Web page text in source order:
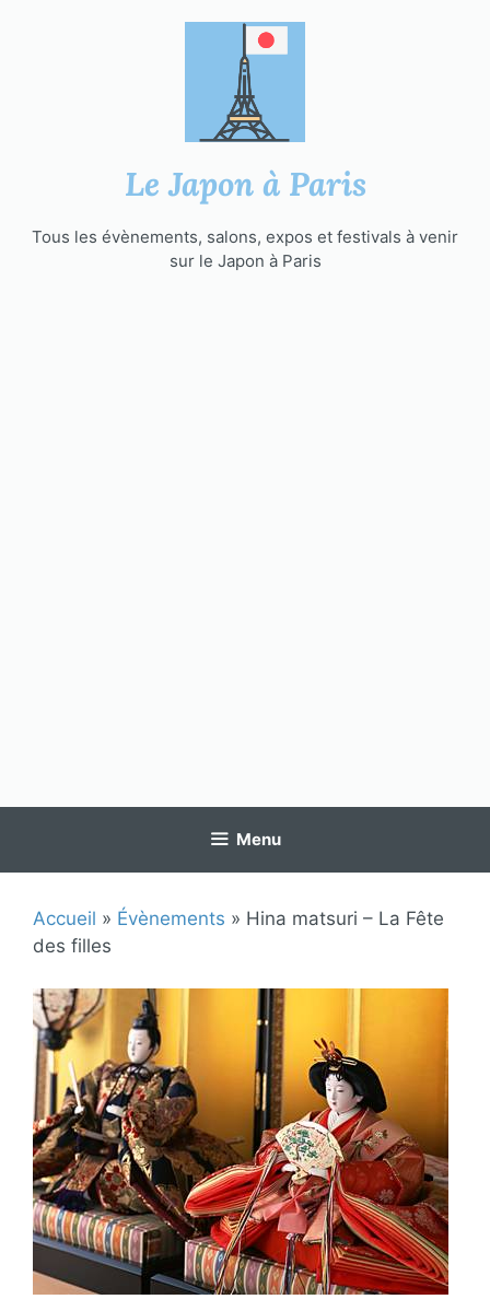
Le Japon à Paris
Tous les évènements, salons, expos et festivals à venir
sur le Japon à Paris
Menu
Accueil » Évènements » Hina matsuri – La Fête
des filles